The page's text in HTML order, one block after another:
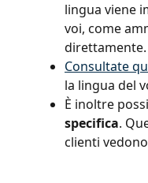
lingua viene
voi, come
direttamente.
Consultate
la lingua del
È inoltre
specifica.
clienti